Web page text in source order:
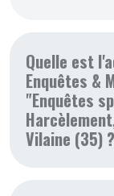
Quelle est
Enquêtes &
"Enquêtes
Vilaine (35) ?